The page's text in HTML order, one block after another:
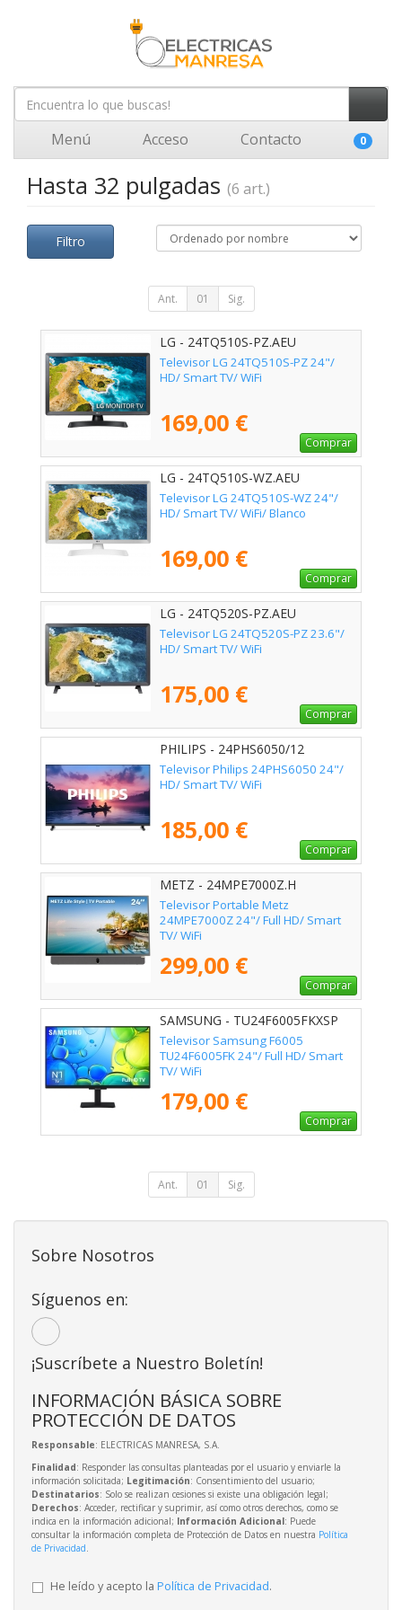
Menú Acceso Contacto 0
Hasta 32 pulgadas (6 art.)
Filtro
Ant. 01 Sig.
LG - 24TQ510S-PZ.AEU
Televisor LG 24TQ510S-PZ 24"/
HD/ Smart TV/ WiFi
169,00 €
Comprar
LG - 24TQ510S-WZ.AEU
Televisor LG 24TQ510S-WZ 24"/
HD/ Smart TV/ WiFi/ Blanco
169,00 €
Comprar
LG - 24TQ520S-PZ.AEU
Televisor LG 24TQ520S-PZ 23.6"/
HD/ Smart TV/ WiFi
175,00 €
Comprar
PHILIPS - 24PHS6050/12
Televisor Philips 24PHS6050 24"/
HD/ Smart TV/ WiFi
185,00 €
Comprar
METZ - 24MPE7000Z.H
Televisor Portable Metz
24MPE7000Z 24"/ Full HD/ Smart
TV/ WiFi
299,00 €
Comprar
SAMSUNG - TU24F6005FKXSP
Televisor Samsung F6005
TU24F6005FK 24"/ Full HD/ Smart
TV/ WiFi
179,00 €
Comprar
Ant. 01 Sig.
Sobre Nosotros
Síguenos en:
¡Suscríbete a Nuestro Boletín!
INFORMACIÓN BÁSICA SOBRE
PROTECCIÓN DE DATOS
Responsable: ELECTRICAS MANRESA, S.A.
Finalidad: Responder las consultas planteadas por el usuario y enviarle la
información solicitada; Legitimación: Consentimiento del usuario;
Destinatarios: Solo se realizan cesiones si existe una obligación legal;
Derechos: Acceder, rectificar y suprimir, así como otros derechos, como se
indica en la información adicional; Información Adicional: Puede
consultar la información completa de Protección de Datos en nuestra Política
de Privacidad.
He leído y acepto la Política de Privacidad.